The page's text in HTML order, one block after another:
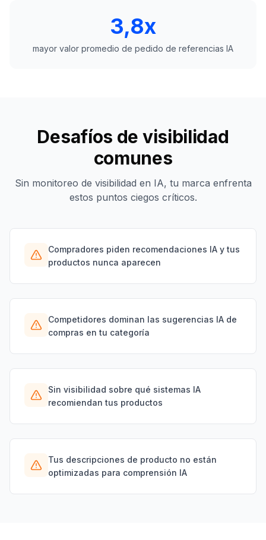
3,8x
mayor valor promedio de pedido de referencias IA
Desafíos de visibilidad
comunes
Sin monitoreo de visibilidad en IA, tu marca enfrenta
estos puntos ciegos críticos.
Compradores piden recomendaciones IA y tus
productos nunca aparecen
Competidores dominan las sugerencias IA de
compras en tu categoría
Sin visibilidad sobre qué sistemas IA
recomiendan tus productos
Tus descripciones de producto no están
optimizadas para comprensión IA